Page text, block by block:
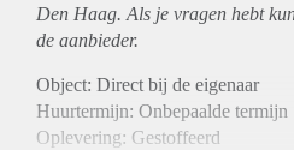
Den Haag. Als je vragen hebt
de aanbieder.
Object: Direct bij de eigenaar
Huurtermijn: Onbepaalde termijn
Oplevering: Gestoffeerd